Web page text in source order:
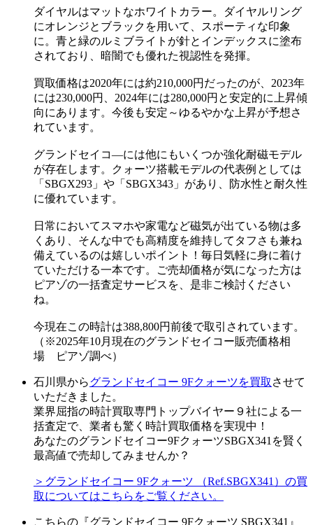
ダイヤルはマットなホワイトカラー。ダイヤルリング
にオレンジとブラックを用いて、スポーティな印象
に。青と緑のルミブライトが針とインデックスに塗布
されており、暗闇でも優れた視認性を発揮。
買取価格は2020年には約210,000円だったのが、2023年
には230,000円、2024年には280,000円と安定的に上昇傾
向にあります。今後も安定～ゆるやかな上昇が予想さ
れています。
グランドセイコ―には他にもいくつか強化耐磁モデル
が存在します。クォーツ搭載モデルの代表例としては
「SBGX293」や「SBGX343」があり、防水性と耐久性
に優れています。
日常においてスマホや家電など磁気が出ている物は多
くあり、そんな中でも高精度を維持してタフさも兼ね
備えているのは嬉しいポイント！毎日気軽に身に着け
ていただける一本です。ご売却価格が気になった方は
ピアゾの一括査定サービスを、是非ご検討ください
ね。
今現在この時計は388,800円前後で取引されています。
（※2025年10月現在のグランドセイコー販売価格相
場 ピアゾ調べ）
石川県からグランドセイコー 9Fクォーツを買取 させて
いただきました。
業界屈指の時計買取専門トップバイヤー９社による一
括査定で、業者も驚く時計買取価格を実現中！
あなたのグランドセイコー9FクォーツSBGX341を賢く
最高値で売却してみませんか？
＞グランドセイコー 9Fクォーツ （Ref.SBGX341）の買
取についてはこちらをご覧ください。
こちらの『グランドセイコー 9Fクォーツ SBGX341』